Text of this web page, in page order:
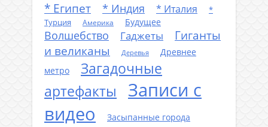
* Египет * Индия * Италия
*
Турция
Америка Будущее
Волшебство Гаджеты
Гиганты
и великаны
Деревья
Древнее
метро
Загадочные
артефакты
Записи с
видео
Засыпанные города